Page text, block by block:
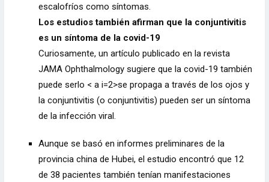
escalofríos como síntomas.
Los estudios también afirman que la conjuntivitis
es un síntoma de la covid-19
Curiosamente, un artículo publicado en la revista
JAMA Ophthalmology sugiere que la covid-19 también
puede serlo < a i=2>se propaga a través de los ojos y
la conjuntivitis (o conjuntivitis) pueden ser un síntoma
de la infección viral.
Aunque se basó en informes preliminares de la
provincia china de Hubei, el estudio encontró que 12
de 38 pacientes también tenían manifestaciones